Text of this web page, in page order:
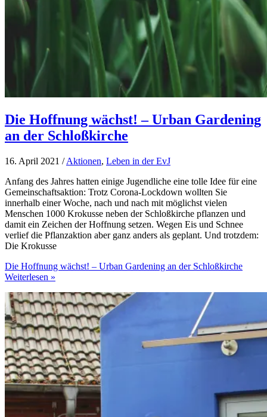
Die Hoffnung wächst! – Urban Gardening
an der Schloßkirche
16. April 2021 /Aktionen, Leben in der EvJ
Anfang des Jahres hatten einige Jugendliche eine tolle Idee für eine
Gemeinschaftsaktion: Trotz Corona-Lockdown wollten Sie
innerhalb einer Woche, nach und nach mit möglichst vielen
Menschen 1000 Krokusse neben der Schloßkirche pflanzen und
damit ein Zeichen der Hoffnung setzen. Wegen Eis und Schnee
verlief die Pflanzaktion aber ganz anders als geplant. Und trotzdem:
Die Krokusse
Die Hoffnung wächst! – Urban Gardening an der Schloßkirche
Weiterlesen »